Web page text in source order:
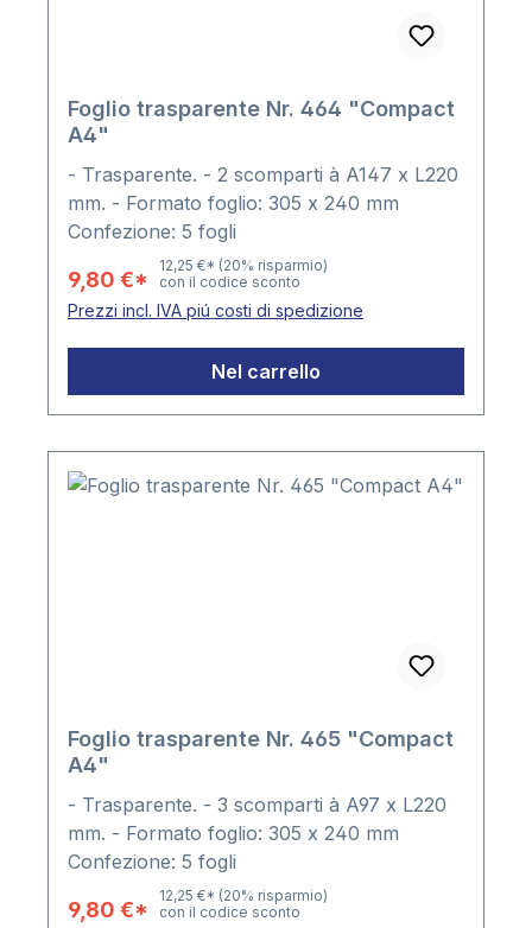
Foglio trasparente Nr. 464 "Compact
A4"
- Trasparente. - 2 scomparti à A147 x L220
mm. - Formato foglio: 305 x 240 mm
Confezione: 5 fogli
9,80 €*
12,25 €* (20% risparmio)
con il codice sconto
Prezzi incl. IVA piú costi di spedizione
Nel carrello
Foglio trasparente Nr. 465 "Compact
A4"
- Trasparente. - 3 scomparti à A97 x L220
mm. - Formato foglio: 305 x 240 mm
Confezione: 5 fogli
9,80 €*
12,25 €* (20% risparmio)
con il codice sconto